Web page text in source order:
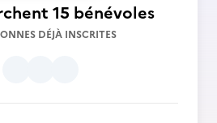
15 bénévoles
DÉJÀ INSCRITES